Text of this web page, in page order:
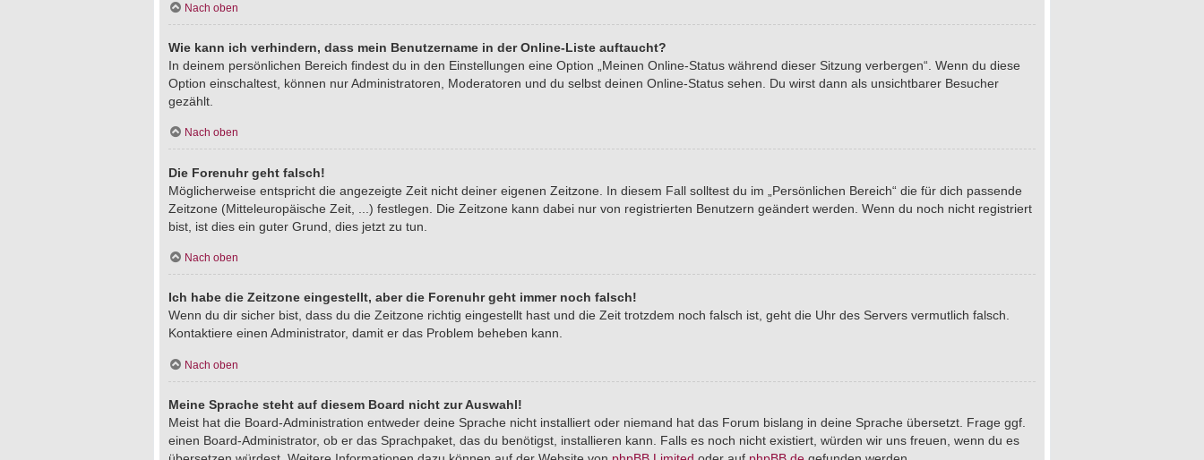
Nach oben
Wie kann ich verhindern, dass mein Benutzername in der Online-Liste auftaucht?
In deinem persönlichen Bereich findest du in den Einstellungen eine Option „Meinen Online-Status während dieser Sitzung verbergen“. Wenn du diese
Option einschaltest, können nur Administratoren, Moderatoren und du selbst deinen Online-Status sehen. Du wirst dann als unsichtbarer Besucher
gezählt.
Nach oben
Die Forenuhr geht falsch!
Möglicherweise entspricht die angezeigte Zeit nicht deiner eigenen Zeitzone. In diesem Fall solltest du im „Persönlichen Bereich“ die für dich passende
Zeitzone (Mitteleuropäische Zeit, ...) festlegen. Die Zeitzone kann dabei nur von registrierten Benutzern geändert werden. Wenn du noch nicht registriert
bist, ist dies ein guter Grund, dies jetzt zu tun.
Nach oben
Ich habe die Zeitzone eingestellt, aber die Forenuhr geht immer noch falsch!
Wenn du dir sicher bist, dass du die Zeitzone richtig eingestellt hast und die Zeit trotzdem noch falsch ist, geht die Uhr des Servers vermutlich falsch.
Kontaktiere einen Administrator, damit er das Problem beheben kann.
Nach oben
Meine Sprache steht auf diesem Board nicht zur Auswahl!
Meist hat die Board-Administration entweder deine Sprache nicht installiert oder niemand hat das Forum bislang in deine Sprache übersetzt. Frage ggf.
einen Board-Administrator, ob er das Sprachpaket, das du benötigst, installieren kann. Falls es noch nicht existiert, würden wir uns freuen, wenn du es